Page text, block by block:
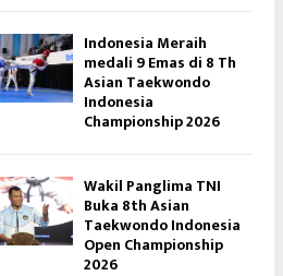
Indonesia Meraih
medali 9 Emas di 8 Th
Asian Taekwondo
Indonesia
Championship 2026
Wakil Panglima TNI
Buka 8th Asian
Taekwondo Indonesia
Open Championship
2026